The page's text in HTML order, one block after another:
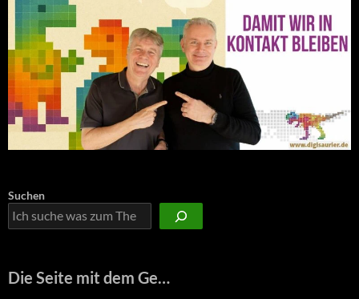
Suchen
Die Seite mit dem Ge…